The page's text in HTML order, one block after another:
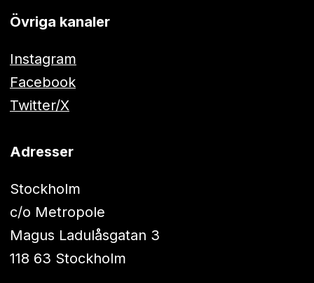
Övriga kanaler
Instagram
Facebook
Twitter/X
Adresser
Stockholm
c/o Metropole
Magus Ladulåsgatan 3
118 63 Stockholm